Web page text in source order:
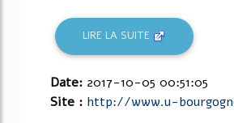
LIRE LA SUITE
Date: 2017-10-05 00:51:05
Site : http://www.u-